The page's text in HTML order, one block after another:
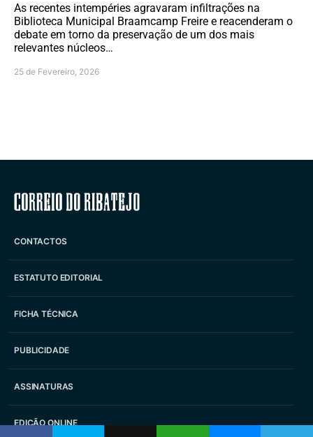
As recentes intempéries agravaram infiltrações na
Biblioteca Municipal Braamcamp Freire e reacenderam o
debate em torno da preservação de um dos mais
relevantes núcleos…
25 de Fevereiro, 2026
Correio do Ribatejo
CONTACTOS
ESTATUTO EDITORIAL
FICHA TÉCNICA
PUBLICIDADE
ASSINATURAS
EDIÇÃO ONLINE